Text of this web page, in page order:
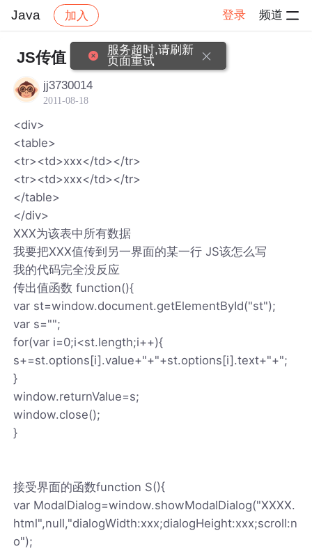
Java 加入 登录 频道
社区 Java 帖子详情
JS传值
jj3730014
2011-08-18
<div>
<table>
<tr><td>xxx</td></tr>
<tr><td>xxx</td></tr>
</table>
</div>
XXX为该表中所有数据
我要把XXX值传到另一界面的某一行 JS该怎么写
我的代码完全没反应
传出值函数 function(){
var st=window.document.getElementById("st");
var s="";
for(var i=0;i<st.length;i++){
s+=st.options[i].value+"+"+st.options[i].text+"+";
}
window.returnValue=s;
window.close();
}
接受界面的函数function S(){
var ModalDialog=window.showModalDialog("XXXX.
html",null,"dialogWidth:xxx;dialogHeight:xxx;scroll:n
o");
服务超时,请刷新
页面重试